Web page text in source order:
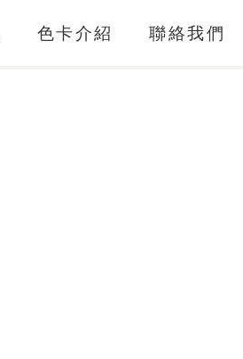
色卡介紹 聯絡我們